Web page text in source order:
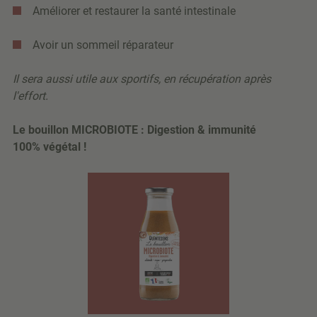
Améliorer et restaurer la santé intestinale
Avoir un sommeil réparateur
Il sera aussi utile aux sportifs, en récupération après
l'effort.
Le bouillon MICROBIOTE : Digestion & immunité
100% végétal !